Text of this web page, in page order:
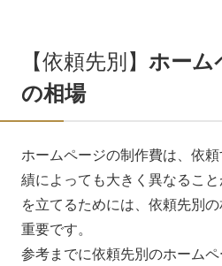
【依頼先別】 ホーム
の相場
ホームページの制作費は、依
績によっても大きく異なるこ
を立てるためには、依頼先別
重要です。
参考までに依頼先別のホーム